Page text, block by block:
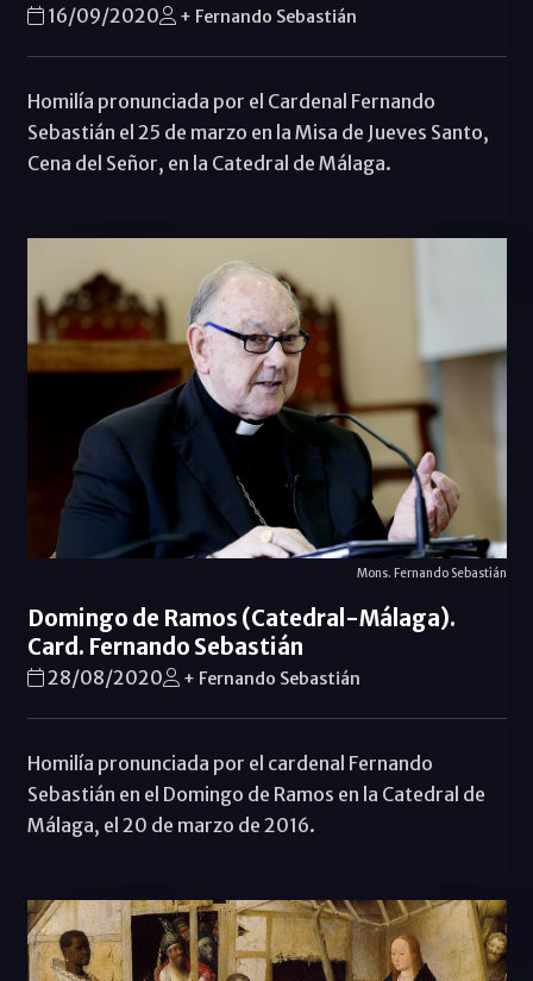
16/09/2020 + Fernando Sebastián
Homilía pronunciada por el Cardenal Fernando
Sebastián el 25 de marzo en la Misa de Jueves Santo,
Cena del Señor, en la Catedral de Málaga.
Mons. Fernando Sebastián
Domingo de Ramos (Catedral-Málaga).
Card. Fernando Sebastián
28/08/2020 + Fernando Sebastián
Homilía pronunciada por el cardenal Fernando
Sebastián en el Domingo de Ramos en la Catedral de
Málaga, el 20 de marzo de 2016.